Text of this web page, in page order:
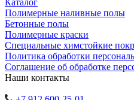
Полимерные наливные полы
Бетонные полы
Полимерные краски
Специальные химстойкие
Политика обработки
Cоглашение об обработке
Наши контакты